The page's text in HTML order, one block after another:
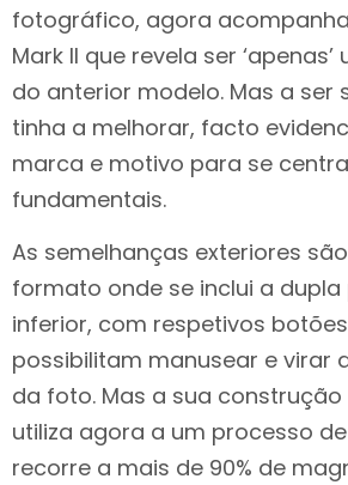
fotográfico, agora
Mark II que revela ser
do anterior modelo. Mas a ser
tinha a melhorar, facto
marca e motivo para se
fundamentais.
As semelhanças exteriores
formato onde se inclui a
inferior, com respetivos
possibilitam manusear e virar a
da foto. Mas a sua
utiliza agora a um processo
recorre a mais de 90% de